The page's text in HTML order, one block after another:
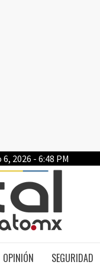
2026 - 6:48 PM
OPINIÓN SEGURIDAD